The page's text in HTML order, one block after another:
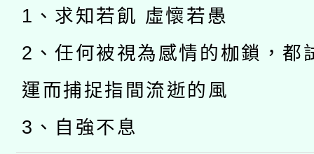
1、求知若飢 虛懷若愚
2、任何被視為感情的枷鎖，都
運而捕捉指間流逝的風
3、自強不息